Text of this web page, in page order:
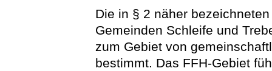
Die in § 2 näher
Gemeinden Schleife und
zum Gebiet von
bestimmt. Das FFH-Gebiet